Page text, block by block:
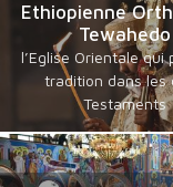
Ethiopienne
Tewahedo
l’Eglise Orientale qui
tradition dans les
Testaments